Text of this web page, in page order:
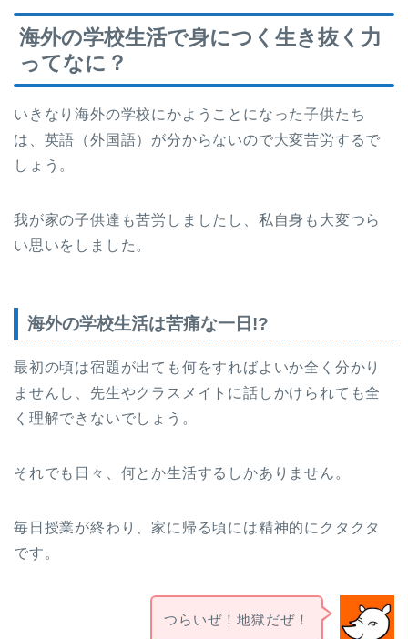
海外の学校生活で身につく生き抜く力
ってなに？
いきなり海外の学校にかようことになった子供たち
は、英語（外国語）が分からないので大変苦労するで
しょう。
我が家の子供達も苦労しましたし、私自身も大変つら
い思いをしました。
海外の学校生活は苦痛な一日!?
最初の頃は宿題が出ても何をすればよいか全く分かり
ませんし、先生やクラスメイトに話しかけられても全
く理解できないでしょう。
それでも日々、何とか生活するしかありません。
毎日授業が終わり、家に帰る頃には精神的にクタクタ
です。
つらいぜ！地獄だぜ！